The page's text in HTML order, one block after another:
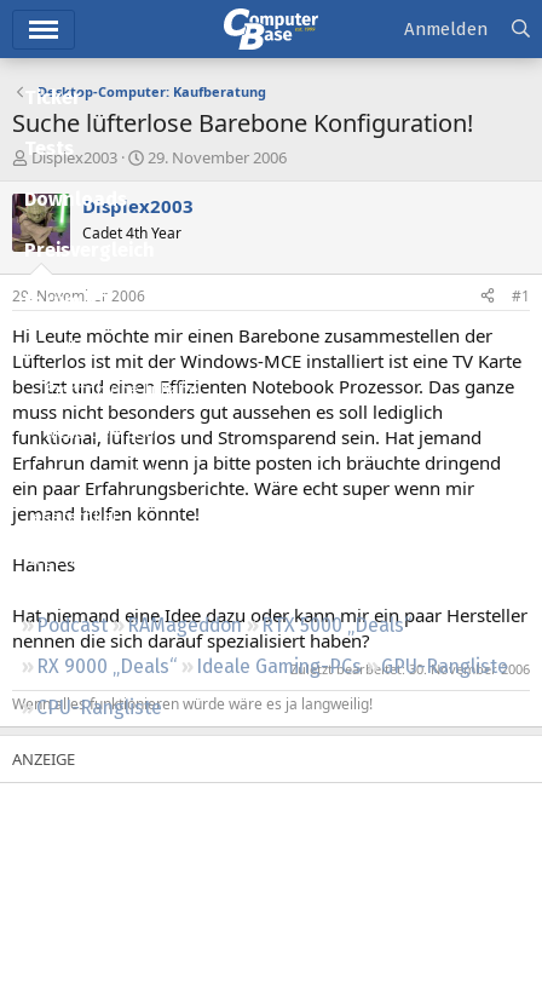
Ticker
Tests
Downloads
Preisvergleich
Forum
Aktuelles
Empfohlene Inhalte
Neue Beiträge
Neueste Aktivitäten
Leserartikel
Regeln
Podcast RAMageddon
RTX 5000 „Deals“
RX 9000 „Deals“
Ideale Gaming-PCs
GPU-Rangliste
CPU-Rangliste
Anmelden
Desktop-Computer: Kaufberatung
Suche lüfterlose Barebone Konfiguration!
E
s
t
e
e
Displex2003
E
s
e
t
a
m
29. November 2006
Displex2003
Cadet 4th Year
29. November 2006 #1
Hi Leute möchte mir einen Barebone zusammestellen der
Lüfterlos ist mit der Windows-MCE installiert ist eine TV Karte
besitzt und einen Effizienten Notebook Prozessor. Das ganze
muss nicht besonders gut aussehen es soll lediglich
funktional, lüfterlos und Stromsparend sein. Hat jemand
Erfahrun damit wenn ja bitte posten ich bräuchte dringend
ein paar Erfahrungsberichte. Wäre echt super wenn mir
jemand helfen könnte!
Hannes
Hat niemand eine Idee dazu oder kann mir ein paar Hersteller
nennen die sich darauf spezialisiert haben?
Zuletzt bearbeitet:30. November 2006
Wenn alles funktionieren würde wäre es ja langweilig!